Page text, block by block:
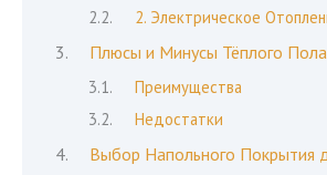
2. Электрическое
Плюсы и Минусы Тёплого Пола
Преимущества
Недостатки
Выбор Напольного Покрытия